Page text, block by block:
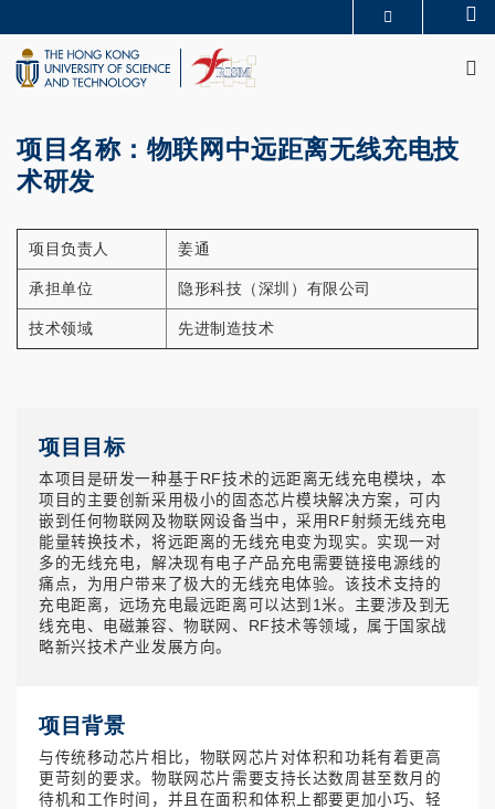
to
main
content
UNIVERSITY NEWS
LIFE@HKUST
项目名称：物联网中远距离无线充电技
术研发
项目负责人 姜通
承担单位 隐形科技（深圳）有限公司
技术领域 先进制造技术
项目目标
本项目是研发一种基于RF技术的远距离无线充电模块，本
项目的主要创新采用极小的固态芯片模块解决方案，可内
嵌到任何物联网及物联网设备当中，采用RF射频无线充电
能量转换技术，将远距离的无线充电变为现实。实现一对
多的无线充电，解决现有电子产品充电需要链接电源线的
痛点，为用户带来了极大的无线充电体验。该技术支持的
充电距离，远场充电最远距离可以达到1米。主要涉及到无
线充电、电磁兼容、物联网、RF技术等领域，属于国家战
略新兴技术产业发展方向。
项目背景
与传统移动芯片相比，物联网芯片对体积和功耗有着更高
更苛刻的要求。物联网芯片需要支持长达数周甚至数月的
待机和工作时间，并且在面积和体积上都要更加小巧、轻